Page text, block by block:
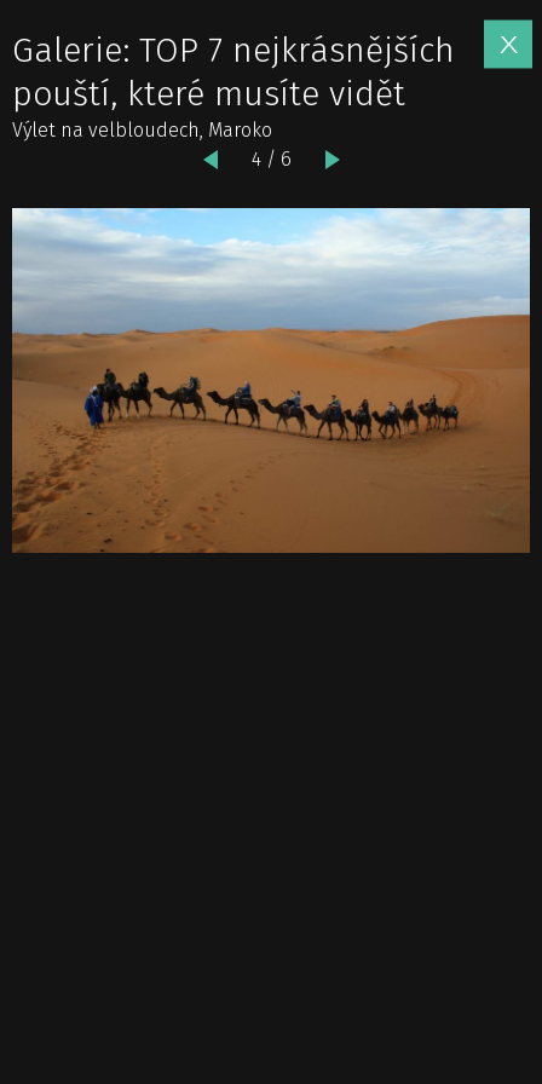
Galerie: TOP 7 nejkrásnějších
pouští, které musíte vidět
Výlet na velbloudech, Maroko
4 / 6